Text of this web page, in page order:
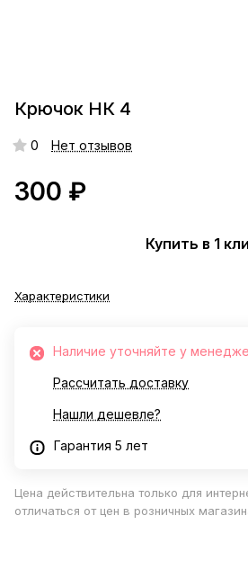
Крючок НК 4
0 Нет отзывов
300 ₽
Купить в 1
Характеристики
Наличие уточняйте у
Рассчитать доставку
Нашли дешевле?
Гарантия 5 лет
Цена действительна только для
отличаться от цен в розничных